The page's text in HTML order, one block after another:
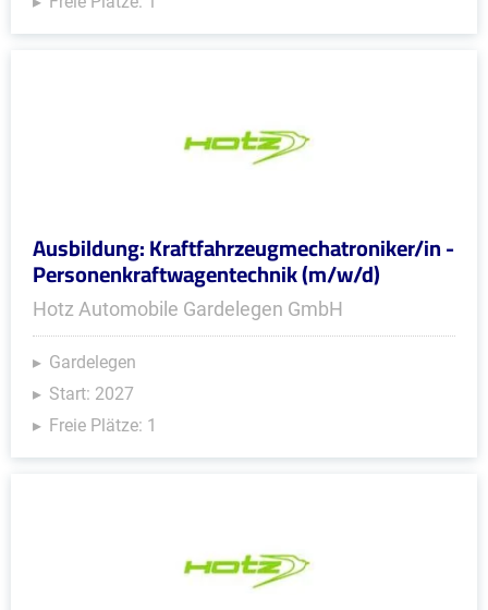
Ausbildung: Kraftfahrzeugmechatroniker/in -
Personenkraftwagentechnik (m/w/d)
Hotz Automobile Gardelegen GmbH
Gardelegen
Start: 2027
Freie Plätze: 1